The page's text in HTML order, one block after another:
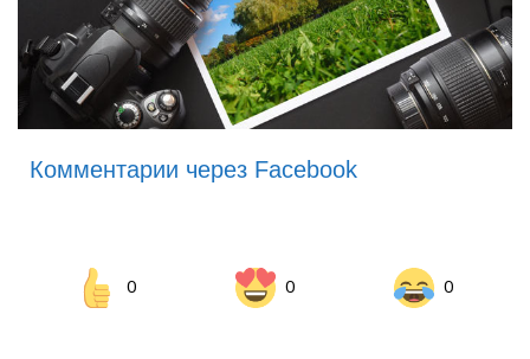
Комментарии через Facebook
0 0 0